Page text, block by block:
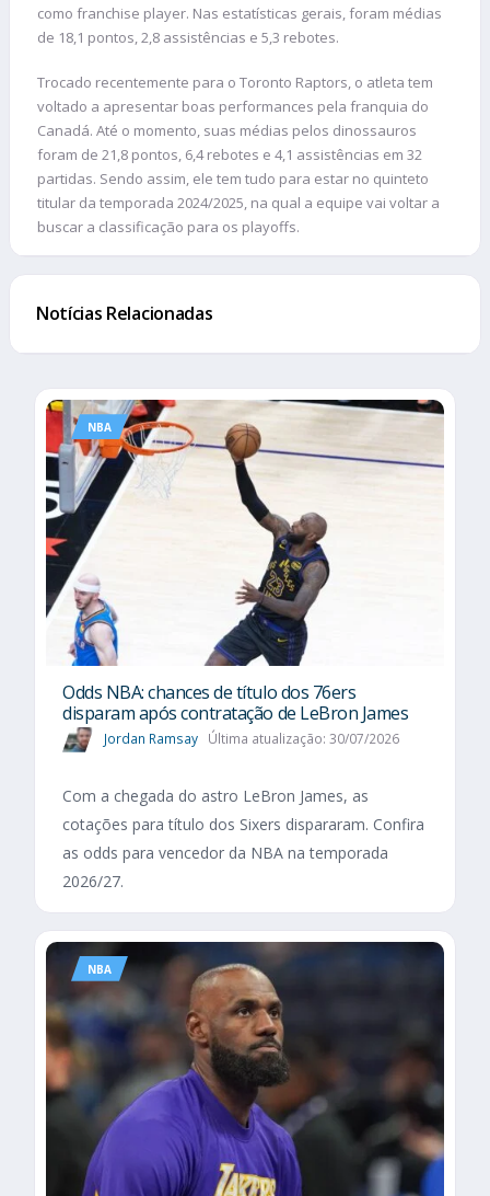
como franchise player. Nas estatísticas gerais, foram médias
de 18,1 pontos, 2,8 assistências e 5,3 rebotes.
Trocado recentemente para o Toronto Raptors, o atleta tem
voltado a apresentar boas performances pela franquia do
Canadá. Até o momento, suas médias pelos dinossauros
foram de 21,8 pontos, 6,4 rebotes e 4,1 assistências em 32
partidas. Sendo assim, ele tem tudo para estar no quinteto
titular da temporada 2024/2025, na qual a equipe vai voltar a
buscar a classificação para os playoffs.
Notícias Relacionadas
NBA
Odds NBA: chances de título dos 76ers
disparam após contratação de LeBron James
Jordan Ramsay Última atualização: 30/07/2026
Com a chegada do astro LeBron James, as
cotações para título dos Sixers dispararam. Confira
as odds para vencedor da NBA na temporada
2026/27.
NBA